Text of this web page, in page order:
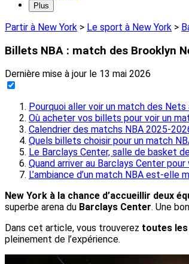
Plus
Partir à New York > Le sport à New York >
Billets NBA : match des Brooklyn
Dernière mise à jour le 13 mai 2026
Pourquoi aller voir un match des Nets
Où acheter vos billets pour voir un
Calendrier des matchs NBA 2025-
Quels billets choisir pour un match
Le Barclays Center, salle de basket
Quand arriver au Barclays Center
L’ambiance d’un match NBA est-elle
New York à la chance d’accueillir deux
superbe arena du Barclays Center. Une
Dans cet article, vous trouverez toutes
pleinement de l’expérience.